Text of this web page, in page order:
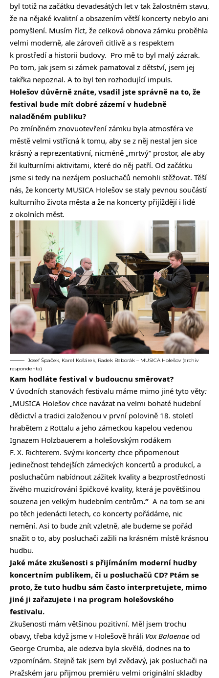
byl totiž na začátku devadesátých let v tak žalostném stavu,
že na nějaké kvalitní a obsazením větší koncerty nebylo ani
pomyšlení. Musím říct, že celková obnova zámku proběhla
velmi moderně, ale zároveň citlivě a s respektem
k prostředí a historii budovy. Pro mě to byl malý zázrak.
Po tom, jak jsem si zámek pamatoval z dětství, jsem jej
takřka nepoznal. A to byl ten rozhodující impuls.
Holešov důvěrně znáte, vsadil jste správně na to, že
festival bude mít dobré zázemí v hudebně
naladěném publiku?
Po zmíněném znovuotevření zámku byla atmosféra ve
městě velmi vstřícná k tomu, aby se z něj nestal jen sice
krásný a reprezentativní, nicméně „mrtvý“ prostor, ale aby
žil kulturními aktivitami, které do něj patří. Od začátku
jsme si tedy na nezájem posluchačů nemohli stěžovat. Těší
nás, že koncerty MUSICA Holešov se staly pevnou součástí
kulturního života města a že na koncerty přijíždějí i lidé
z okolních měst.
Josef Špaček, Karel Košárek, Radek Baborák – MUSICA Holešov (archiv
respondenta)
Kam hodláte festival v budoucnu směrovat?
V úvodních stanovách festivalu máme mimo jiné tyto věty:
„MUSICA Holešov chce navázat na velmi bohaté hudební
dědictví a tradici založenou v první polovině 18. století
hrabětem z Rottalu a jeho zámeckou kapelou vedenou
Ignazem Holzbauerem a holešovským rodákem
F. X. Richterem. Svými koncerty chce připomenout
jedinečnost tehdejších zámeckých koncertů a produkcí, a
posluchačům nabídnout zážitek kvality a bezprostřednosti
živého muzicírování špičkové kvality, která je povětšinou
souzena jen velkým hudebním centrům.“ A na tom se ani
po těch jedenácti letech, co koncerty pořádáme, nic
nemění. Asi to bude znít vzletně, ale budeme se pořád
snažit o to, aby posluchači zažili na krásném místě krásnou
hudbu.
Jaké máte zkušenosti s přijímáním moderní hudby
koncertním publikem, či u posluchačů CD? Ptám se
proto, že tuto hudbu sám často interpretujete, mimo
jiné ji zařazujete i na program holešovského
festivalu.
Zkušenosti mám většinou pozitivní. Měl jsem trochu
obavy, třeba když jsme v Holešově hráli Vox Balaenae od
George Crumba, ale odezva byla skvělá, dodnes na to
vzpomínám. Stejně tak jsem byl zvědavý, jak posluchači na
Pražském jaru přijmou premiéru velmi originální skladby